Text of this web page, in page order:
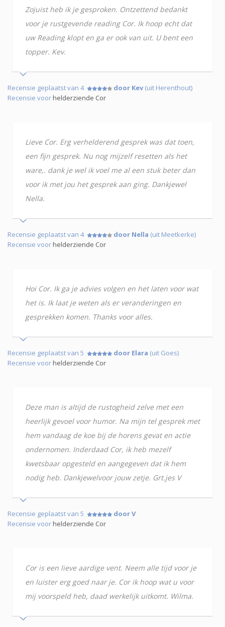
Zojuist heb ik je gesproken. Ontzettend bedankt
voor je rustgevende reading Cor. Ik hoop echt dat
uw Reading klopt en ga er ook van uit. U bent een
topper. Kev.
Recensie geplaatst van 4 door Kev(uit Herenthout)
Recensie voorhelderziende Cor
Lieve Cor. Erg verhelderend gesprek was dat toen,
een fijn gesprek. Nu nog mijzelf resetten als het
ware,. dank je wel ik voel me al een stuk beter dan
voor ik met jou het gesprek aan ging. Dankjewel
Nella.
Recensie geplaatst van 4 door Nella (uit Meetkerke)
Recensie voorhelderziende Cor
Hoi Cor. Ik ga je advies volgen en het laten voor wat
het is. Ik laat je weten als er veranderingen en
gesprekken komen. Thanks voor alles.
Recensie geplaatst van 5 door Elara (uit Goes)
Recensie voorhelderziende Cor
Deze man is altijd de rustogheid zelve met een
heerlijk gevoel voor humor. Na mijn tel gesprek met
hem vandaag de koe bij de horens gevat en actie
ondernomen. Inderdaad Cor, ik heb mezelf
kwetsbaar opgesteld en aangegeven dat ik hem
nodig heb. Dankjewelvoor jouw zetje. Grt.jes V
Recensie geplaatst van 5
door V
Recensie voorhelderziende Cor
Cor is een lieve aardige vent. Neem alle tijd voor je
en luister erg goed naar je. Cor ik hoop wat u voor
mij voorspeld heb, daad werkelijk uitkomt. Wilma.